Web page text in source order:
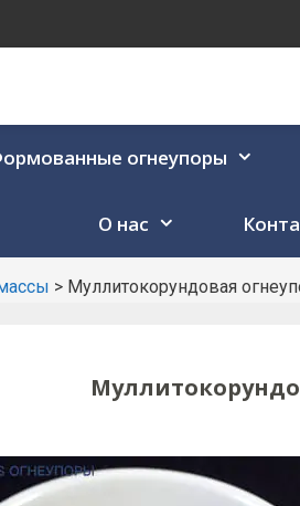
огнеупоры
О нас
> Муллитокорундовая